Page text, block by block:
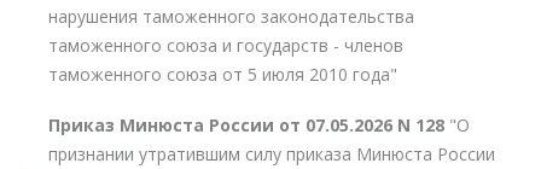
нарушения таможенного законодательства
таможенного союза и государств - членов
таможенного союза от 5 июля 2010 года"
Приказ Минюста России от 07.05.2026 N 128 "О
признании утратившим силу приказа Минюста России